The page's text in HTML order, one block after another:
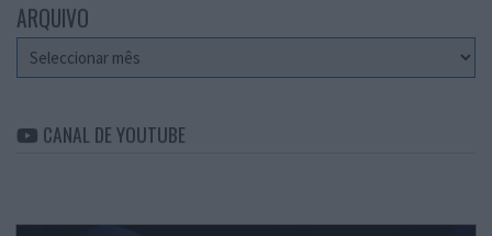
ARQUIVO
Arquivo
CANAL DE YOUTUBE